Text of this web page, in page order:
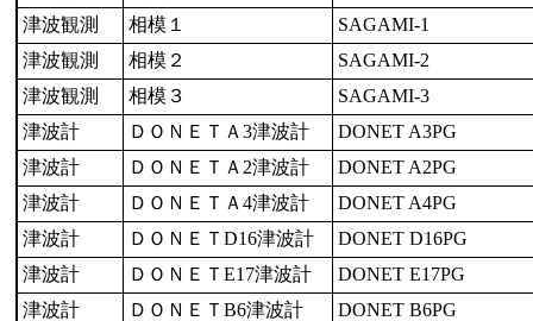
津波観測
相模１
SAGAMI-1
津波観測
相模２
SAGAMI-2
津波観測
相模３
SAGAMI-3
津波計
ＤＯＮＥＴＡ3津波計
DONET A3PG
津波計
ＤＯＮＥＴＡ2津波計
DONET A2PG
津波計
ＤＯＮＥＴＡ4津波計
DONET A4PG
津波計
ＤＯＮＥＴD16津波計
DONET D16PG
津波計
ＤＯＮＥＴE17津波計
DONET E17PG
津波計
ＤＯＮＥＴB6津波計
DONET B6PG